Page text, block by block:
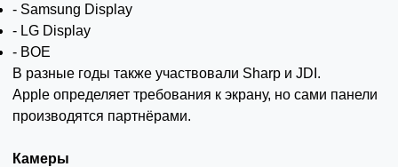
- Samsung Display
- LG Display
- BOE
В разные годы также участвовали Sharp и JDI.
Apple определяет требования к экрану, но сами панели
производятся партнёрами.
Камеры